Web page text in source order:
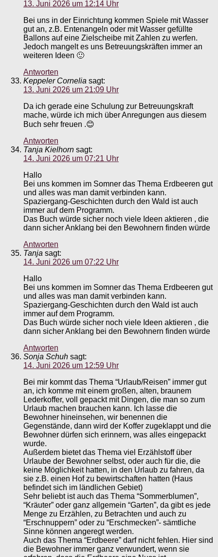
13. Juni 2026 um 12:14 Uhr
Bei uns in der Einrichtung kommen Spiele mit Wasser
gut an, z.B. Entenangeln oder mit Wasser gefüllte
Ballons auf eine Zielscheibe mit Zahlen zu werfen.
Jedoch mangelt es uns Betreuungskräften immer an
weiteren Ideen 🙂
Antworten
Keppeler Cornelia sagt:
13. Juni 2026 um 21:09 Uhr
Da ich gerade eine Schulung zur Betreuungskraft
mache, würde ich mich über Anregungen aus diesem
Buch sehr freuen .😊
Antworten
Tanja Kielhorn sagt:
14. Juni 2026 um 07:21 Uhr
Hallo
Bei uns kommen im Somner das Thema Erdbeeren gut
und alles was man damit verbinden kann.
Spaziergang-Geschichten durch den Wald ist auch
immer auf dem Programm.
Das Buch würde sicher noch viele Ideen aktieren , die
dann sicher Anklang bei den Bewohnern finden würde
Antworten
Tanja sagt:
14. Juni 2026 um 07:22 Uhr
Hallo
Bei uns kommen im Somner das Thema Erdbeeren gut
und alles was man damit verbinden kann.
Spaziergang-Geschichten durch den Wald ist auch
immer auf dem Programm.
Das Buch würde sicher noch viele Ideen aktieren , die
dann sicher Anklang bei den Bewohnern finden würde
Antworten
Sonja Schuh sagt:
14. Juni 2026 um 12:59 Uhr
Bei mir kommt das Thema “Urlaub/Reisen” immer gut
an, ich komme mit einem großen, alten, braunem
Lederkoffer, voll gepackt mit Dingen, die man so zum
Urlaub machen brauchen kann. Ich lasse die
Bewohner hineinsehen, wir benennen die
Gegenstände, dann wird der Koffer zugeklappt und die
Bewohner dürfen sich erinnern, was alles eingepackt
wurde.
Außerdem bietet das Thema viel Erzählstoff über
Urlaube der Bewohner selbst, oder auch für die, die
keine Möglichkeit hatten, in den Urlaub zu fahren, da
sie z.B. einen Hof zu bewirtschaften hatten (Haus
befindet sich im ländlichen Gebiet)
Sehr beliebt ist auch das Thema “Sommerblumen”,
“Kräuter” oder ganz allgemein “Garten”, da gibt es jede
Menge zu Erzählen, zu Betrachten und auch zu
“Erschnuppern” oder zu “Erschmecken”- sämtliche
Sinne können angeregt werden.
Auch das Thema “Erdbeere” darf nicht fehlen. Hier sind
die Bewohner immer ganz verwundert, wenn sie